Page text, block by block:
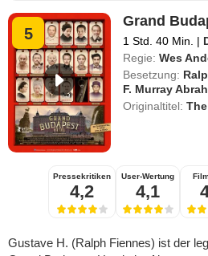
5
Grand
1 Std. 40 Min. |
Regie: Wes
Besetzung:
F. Murray
Originaltitel:
Pressekritiken
4,2
User-Wertung
4,1
Gustave H. (Ralph Fiennes) ist der